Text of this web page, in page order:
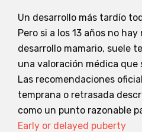
Un desarrollo más tardío
Pero si a los 13 años no
desarrollo mamario, suele
una valoración médica
Las recomendaciones
temprana o retrasada
como un punto razonable
Early or delayed puberty